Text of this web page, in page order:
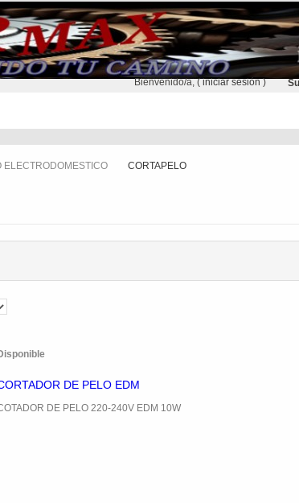
Bienvenido/a, (iniciar sesión)
ELECTRODOMESTICO CORTAPELO
DE PELO EDM
DE PELO 220-240V EDM 10W